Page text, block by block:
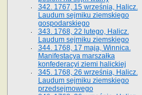
342. 1767, 15 września, Halicz.
Laudum sejmiku ziemskiego
gospodarskiego
343. 1768, 22 lutego, Halicz.
Laudum sejmiku ziemskiego
344. 1768, 17 maja, Winnica.
Manifestacya marszałka
konfederacyi ziemi halickiej
345. 1768, 26 września, Halicz.
Laudum sejmiku ziemskiego
przedsejmowego